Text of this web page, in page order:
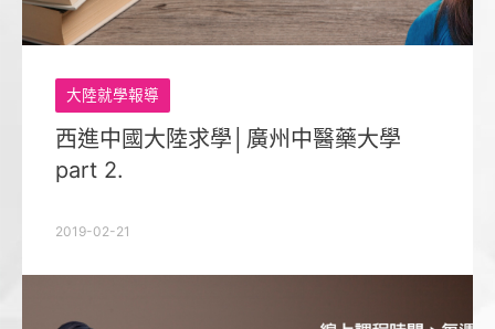
大陸就學報導
西進中國大陸求學│廣州中醫藥大學
part 2.
2019-02-21